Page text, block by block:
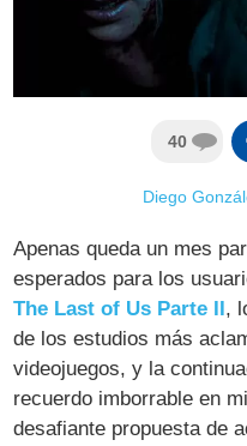
40
Diego
Apenas queda un mes
esperados para los
The Last of Us Parte II ,
de los estudios más
videojuegos, y la
recuerdo imborrable en
desafiante propuesta de